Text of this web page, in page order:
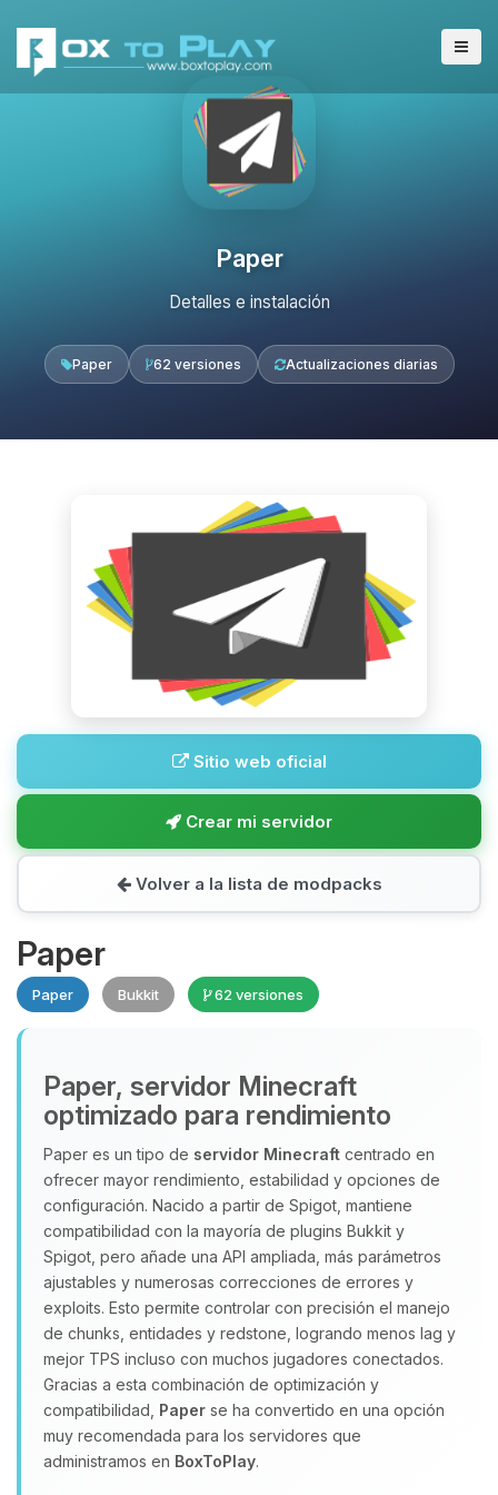
Paper
Detalles e instalación
Paper 62 versiones Actualizaciones diarias
Sitio web oficial
Crear mi servidor
Volver a la lista de modpacks
Paper
Paper Bukkit 62 versiones
Paper, servidor Minecraft
optimizado para rendimiento
Paper es un tipo de servidor Minecraft centrado en
ofrecer mayor rendimiento, estabilidad y opciones de
configuración. Nacido a partir de Spigot, mantiene
compatibilidad con la mayoría de plugins Bukkit y
Spigot, pero añade una API ampliada, más parámetros
ajustables y numerosas correcciones de errores y
exploits. Esto permite controlar con precisión el manejo
de chunks, entidades y redstone, logrando menos lag y
mejor TPS incluso con muchos jugadores conectados.
Gracias a esta combinación de optimización y
compatibilidad, Paper se ha convertido en una opción
muy recomendada para los servidores que
administramos en BoxToPlay.
Yupi, por fin alguien con quien
hablar! Soy Choupy, tu pequeno
asistente de BoxToPlay. Cuentame
que necesitas y moveré mis
pequenos circuitos para ayudarte.
07/08/2026 11:20